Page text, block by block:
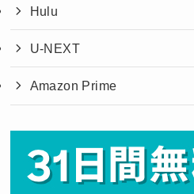
Hulu
U-NEXT
Amazon Prime